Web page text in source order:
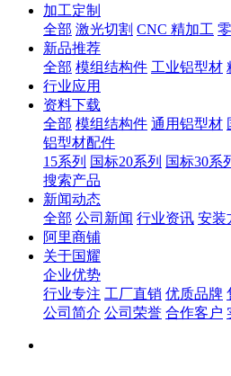
加工定制
全部 激光切割 CNC 精加工
新品推荐
全部 模组结构件 工业铝型材
行业应用
资料下载
全部 模组结构件 通用铝型材
铝型材配件
15系列 国标20系列 国标30系
搜索产品
新闻动态
全部 公司新闻 行业资讯 安装
阿里商铺
关于国耀
企业优势
行业专注 工厂直销 优质品牌
公司简介 公司荣誉 合作客户